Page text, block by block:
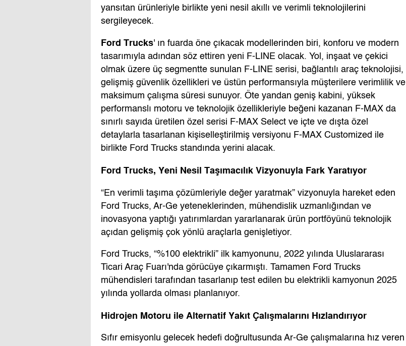
yansıtan ürünleriyle birlikte yeni nesil akıllı ve verimli teknolojilerini
sergileyecek.
Ford Trucks' ın fuarda öne çıkacak modellerinden biri, konforu ve modern
tasarımıyla adından söz ettiren yeni F-LINE olacak. Yol, inşaat ve çekici
olmak üzere üç segmentte sunulan F-LINE serisi, bağlantılı araç teknolojisi,
gelişmiş güvenlik özellikleri ve üstün performansıyla müşterilere verimlilik ve
maksimum çalışma süresi sunuyor. Öte yandan geniş kabini, yüksek
performanslı motoru ve teknolojik özellikleriyle beğeni kazanan F-MAX da
sınırlı sayıda üretilen özel serisi F-MAX Select ve içte ve dışta özel
detaylarla tasarlanan kişiselleştirilmiş versiyonu F-MAX Customized ile
birlikte Ford Trucks standında yerini alacak.
Ford Trucks, Yeni Nesil Taşımacılık Vizyonuyla Fark Yaratıyor
“En verimli taşıma çözümleriyle değer yaratmak” vizyonuyla hareket eden
Ford Trucks, Ar-Ge yeteneklerinden, mühendislik uzmanlığından ve
inovasyona yaptığı yatırımlardan yararlanarak ürün portföyünü teknolojik
açıdan gelişmiş çok yönlü araçlarla genişletiyor.
Ford Trucks, “%100 elektrikli” ilk kamyonunu, 2022 yılında Uluslararası
Ticari Araç Fuarı'nda görücüye çıkarmıştı. Tamamen Ford Trucks
mühendisleri tarafından tasarlanıp test edilen bu elektrikli kamyonun 2025
yılında yollarda olması planlanıyor.
Hidrojen Motoru ile Alternatif Yakıt Çalışmalarını Hızlandırıyor
Sıfır emisyonlu gelecek hedefi doğrultusunda Ar-Ge çalışmalarına hız veren